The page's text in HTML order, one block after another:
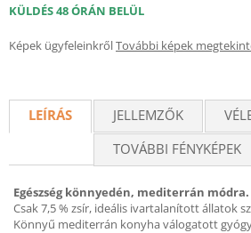
KÜLDÉS 48 ÓRÁN BELÜL
Képek ügyfeleinkrőlTovábbi képek
LEÍRÁS JELLEMZŐK
TOVÁBBI FÉNYKÉPEK
Egészség könnyedén, mediterrán módra.
Csak 7,5 % zsír, ideális ivartalanított állatok
Könnyű mediterrán konyha válogatott